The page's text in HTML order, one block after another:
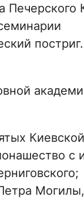
Печерского
Киевской
с
Могилы,